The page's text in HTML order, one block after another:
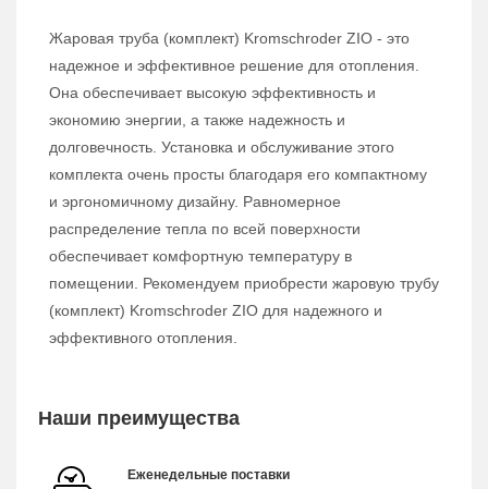
Жаровая труба (комплект) Kromschroder ZIO - это
надежное и эффективное решение для отопления.
Она обеспечивает высокую эффективность и
экономию энергии, а также надежность и
долговечность. Установка и обслуживание этого
комплекта очень просты благодаря его компактному
и эргономичному дизайну. Равномерное
распределение тепла по всей поверхности
обеспечивает комфортную температуру в
помещении. Рекомендуем приобрести жаровую трубу
(комплект) Kromschroder ZIO для надежного и
эффективного отопления.
Наши преимущества
Еженедельные поставки